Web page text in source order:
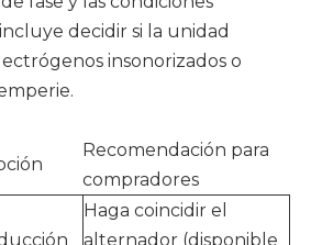
decidir si la unidad
insonorizados o
Recomendación para
compradores
Haga coincidir el
alternador (disponible